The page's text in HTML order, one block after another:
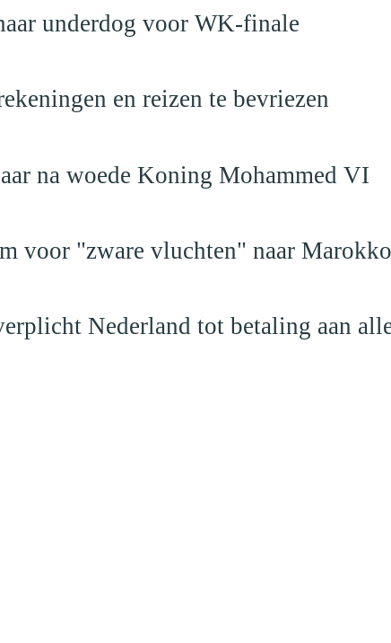
underdog voor WK-finale
en reizen te bevriezen
na woede Koning Mohammed VI
voor "zware vluchten" naar Marokko
Nederland tot betaling aan